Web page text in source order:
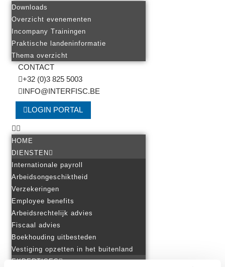
Downloads
Overzicht evenementen
Incompany Trainingen
Praktische landeninformatie
Thema overzicht
CONTACT
+32 (0)3 825 5003
INFO@INTERFISC.BE
LOGIN PORTAL
HOME
DIENSTEN
Internationale payroll
Arbeidsongeschiktheid
Verzekeringen
Employee benefits
Arbeidsrechtelijk advies
Fiscaal advies
Boekhouding uitbesteden
Vestiging opzetten in het buitenland
EXPERTISES